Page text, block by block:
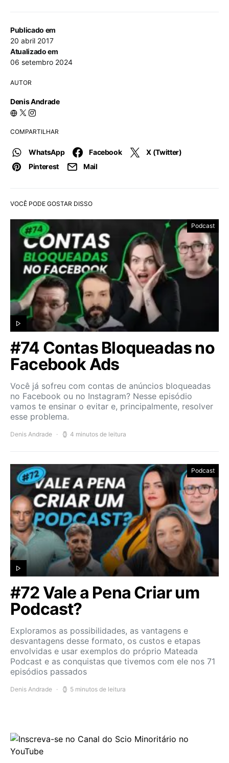
Publicado em
20 abril 2017
Atualizado em
06 setembro 2024
AUTOR
Denis Andrade
COMPARTILHAR
WhatsApp Facebook
X (Twitter)
Pinterest
Mail
VOCÊ PODE GOSTAR DISSO
Podcast
#74 Contas Bloqueadas no
Facebook Ads
Você já sofreu com contas de anúncios bloqueadas
no Facebook ou no Instagram? Nesse episódio
vamos te ensinar o evitar e, principalmente, resolver
esse problema.
Denis Andrade 4 minutos de leitura
Podcast
#72 Vale a Pena Criar um
Podcast?
Exploramos as possibilidades, as vantagens e
desvantagens desse formato, os custos e etapas
envolvidas e usar exemplos do próprio Mateada
Podcast e as conquistas que tivemos com ele nos 71
episódios passados
Denis Andrade 5 minutos de leitura